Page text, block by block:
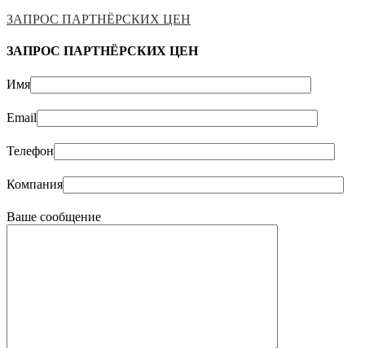
ЗАПРОС ПАРТНЁРСКИХ ЦЕН
ЗАПРОС ПАРТНЁРСКИХ ЦЕН
Имя
Email
Телефон
Компания
Ваше сообщение